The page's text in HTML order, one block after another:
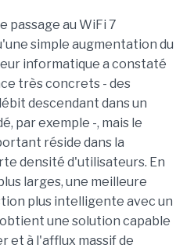
passage au WiFi 7
simple augmentation du
informatique a constaté
très concrets - des
descendant dans un
par exemple -, mais le
réside dans la
densité d'utilisateurs. En
larges, une meilleure
plus intelligente avec un
une solution capable
et à l'afflux massif de